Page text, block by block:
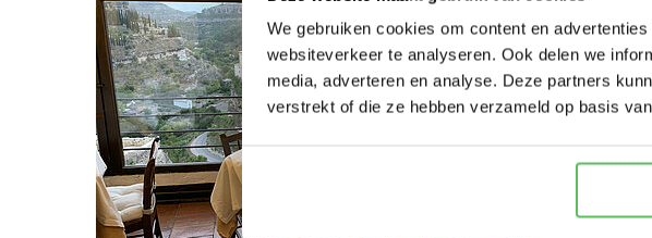
We gebruiken cookies om content en
websiteverkeer te analyseren. Ook delen we
media, adverteren en analyse. Deze partners
verstrekt of die ze hebben verzameld op basis